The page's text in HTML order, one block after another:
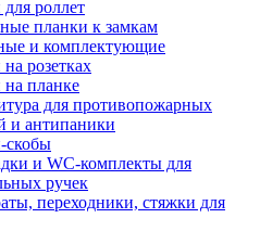
роллет
планки к замкам
и комплектующие
розетках
на планке
для противопожарных
и антипаники
скобы
и WC-комплекты для
ручек
переходники, стяжки для